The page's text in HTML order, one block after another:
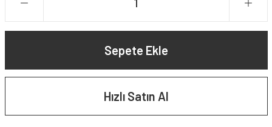
Sepete Ekle
Hızlı Satın Al